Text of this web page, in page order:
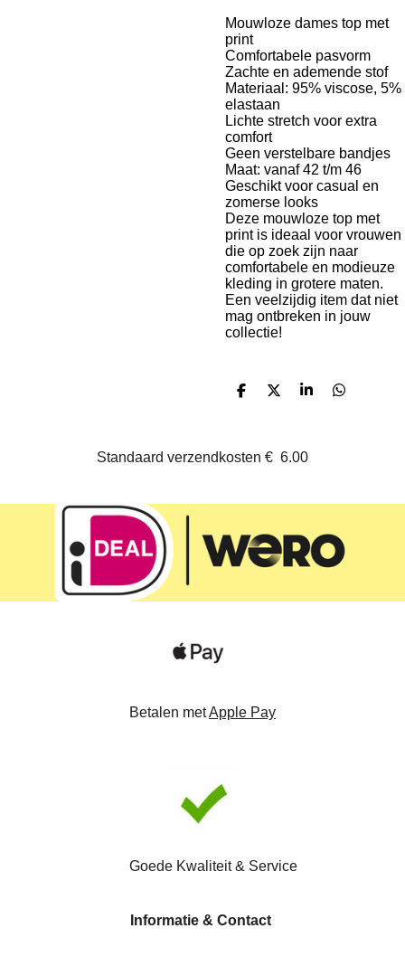
Mouwloze dames top met
print
Comfortabele pasvorm
Zachte en ademende stof
Materiaal: 95% viscose, 5%
elastaan
Lichte stretch voor extra
comfort
Geen verstelbare bandjes
Maat: vanaf 42 t/m 46
Geschikt voor casual en
zomerse looks
Deze mouwloze top met
print is ideaal voor vrouwen
die op zoek zijn naar
comfortabele en modieuze
kleding in grotere maten.
Een veelzijdig item dat niet
mag ontbreken in jouw
collectie!
D
n
D
S
e
D
Standaard verzendkosten € 6.00
Betalen metApple Pay
Goede Kwaliteit & Service
Informatie & Contact